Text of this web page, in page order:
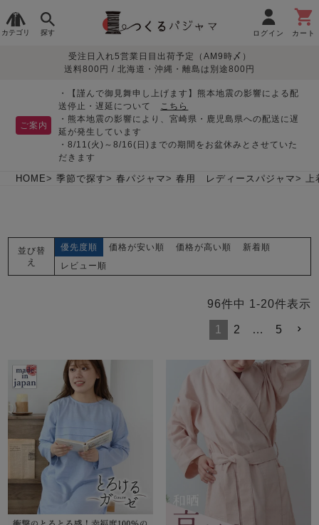
カテゴリ 探す ログイン カート
レディースパジャマ
冬
生地で
さがす
サッカー/ちぢみ 楊
ニット/ストレッチ 起毛/フランネル
目的別で
さがす
敏感肌用
パジャマ
入院・介護
胸が目立たない
マタニティ
パジャマ
体型別におすすめパジ
ャマ
年齢別におすすめパジ
ルームウェア
インナーウェア カタログギフト
デザインで
さがす
作務衣 胸がすけない
羽織・バスロ
ーブ
ズボン単品
夏パジャマ特集 つくるパジャマとは
お支払い・送料・配送
について
会社概要 安心の日本製
SDGsの取り組み
受注日入れ5営業日目出荷予定（AM9時〆）
送料800円 / 北海道・沖縄・離島は別途800円
ご案内
・【謹んで御見舞申し上げます】熊本地震の影響による配
送停止・遅延について こちら
・熊本地震の影響により、宮崎県・鹿児島県への配送に遅
延が発生しています
・8/11(火)～8/16(日)までの期間をお盆休みとさせていた
だきます
HOME 季節で探す 春パジャマ 春用 レディースパジャマ
並び替
え
優先度順 価格が安い順 価格が高い順
新着順
レビュー順
96件中 1 -20件表示
1 2 … 5